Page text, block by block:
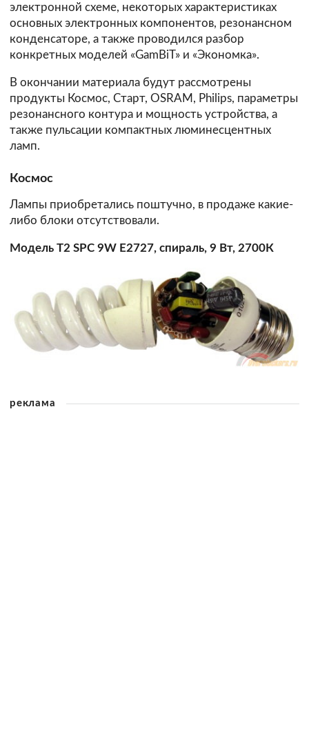
электронной схеме, некоторых характеристиках
основных электронных компонентов, резонансном
конденсаторе, а также проводился разбор
конкретных моделей «GamBiT» и «Экономка».
В окончании материала будут рассмотрены
продукты Космос, Старт, OSRAM, Philips, параметры
резонансного контура и мощность устройства, а
также пульсации компактных люминесцентных
ламп.
Космос
Лампы приобретались поштучно, в продаже какие-
либо блоки отсутствовали.
Модель T2 SPC 9W E2727, спираль, 9 Вт, 2700К
реклама